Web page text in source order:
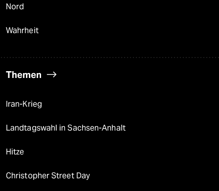
Nord
Wahrheit
Themen
Iran-Krieg
Landtagswahl in Sachsen-Anhalt
Hitze
Christopher Street Day